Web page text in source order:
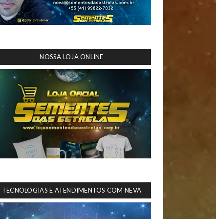
NOSSA LOJA ONLINE
TECNOLOGIAS E ATENDIMENTOS COM NEVA